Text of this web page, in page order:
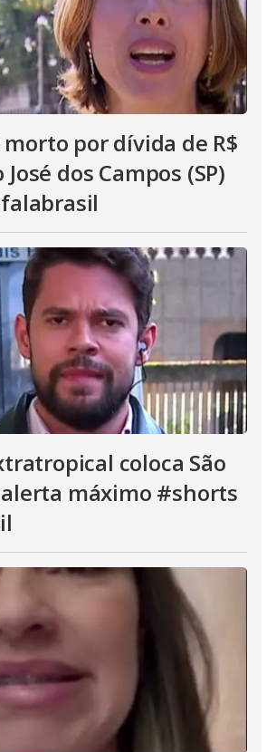
por dívida de R$
José dos Campos (SP)
coloca São
máximo #shorts